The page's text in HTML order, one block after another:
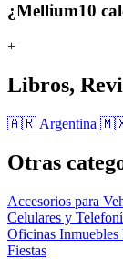
¿Mellium10
+
Libros,
🇦🇷 Argentina 🇲🇽
Otras
Accesorios para
Celulares y
Oficinas Inmuebles
Fiestas